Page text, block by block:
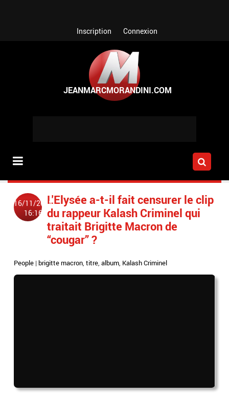
Inscription Connexion
16/11/2018
16:16
L'Elysée a-t-il fait censurer le clip
du rappeur Kalash Criminel qui
traitait Brigitte Macron de
“cougar” ?
People |brigitte macron,titre,album, Kalash Criminel